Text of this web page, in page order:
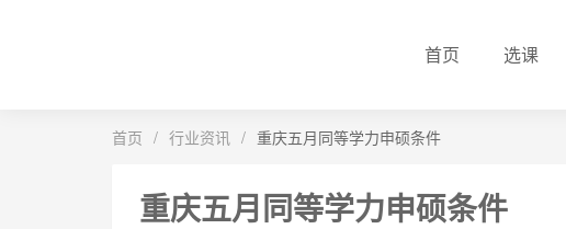
首页 选课
首页 / 行业资讯 / 重庆五月同等学力申硕条件
重庆五月同等学力申硕条件